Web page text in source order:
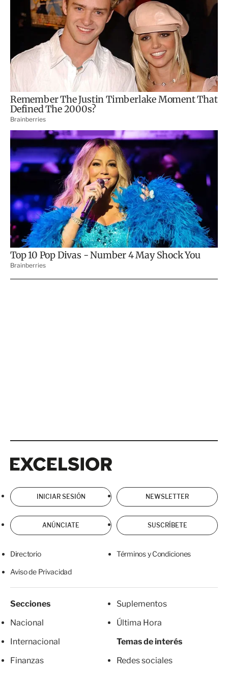
INICIAR SESIÓN NEWSLETTER
ANÚNCIATE SUSCRÍBETE
Directorio Términos y Condiciones
Aviso de Privacidad
Secciones
Nacional
Internacional
Finanzas
Suplementos
Última Hora
Temas de interés
Redes sociales